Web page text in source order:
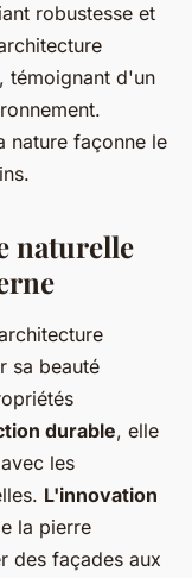
robustesse et
témoignant d'un
nature façonne le
naturelle
sa beauté
durable, elle
les
L'innovation
la pierre
des façades aux